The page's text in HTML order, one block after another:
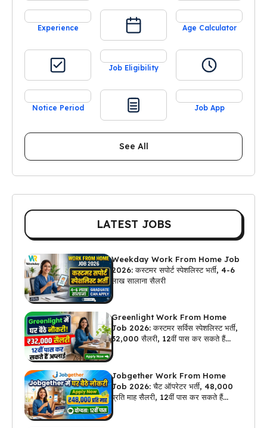
Experience Age Calculator
Job Eligibility
Notice Period Job App
See All
LATEST JOBS
Weekday Work From Home Job
2026: कस्टमर सपोर्ट स्पेशलिस्ट भर्ती, 4-6
लाख सालाना सैलरी
Greenlight Work From Home
Job 2026: कस्टमर सर्विस स्पेशलिस्ट भर्ती,
₹32,000 सैलरी, 12वीं पास कर सकते हैं
Jobgether Work From Home
Job 2026: चैट ऑपरेटर भर्ती, ₹48,000
प्रति माह सैलरी, 12वीं पास कर सकते हैं